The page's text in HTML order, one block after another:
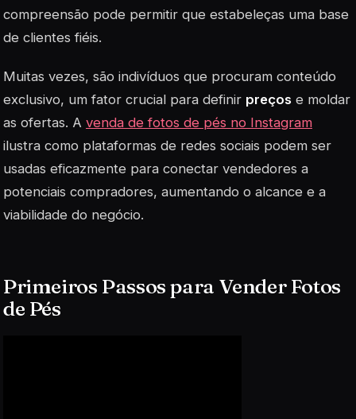
compreensão pode permitir que estabeleças uma base
de clientes fiéis.
Muitas vezes, são indivíduos que procuram conteúdo
exclusivo, um fator crucial para definir preços e moldar
as ofertas. A venda de fotos de pés no Instagram
ilustra como plataformas de redes sociais podem ser
usadas eficazmente para conectar vendedores a
potenciais compradores, aumentando o alcance e a
viabilidade do negócio.
Primeiros Passos para Vender Fotos
de Pés